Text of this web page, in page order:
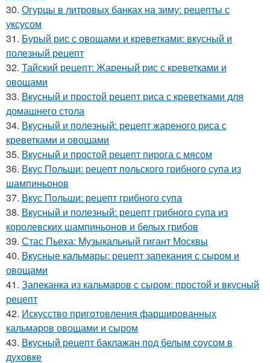
30. Огурцы в литровых банках на зиму: рецепты с
уксусом
31. Бурый рис с овощами и креветками: вкусный и
полезный рецепт
32. Тайский рецепт: Жареный рис с креветками и
овощами
33. Вкусный и простой рецепт риса с креветками для
домашнего стола
34. Вкусный и полезный: рецепт жареного риса с
креветками и овощами
35. Вкусный и простой рецепт пирога с мясом
36. Вкус Польши: рецепт польского грибного супа из
шампиньонов
37. Вкус Польши: рецепт грибного супа
38. Вкусный и полезный: рецепт грибного супа из
королевских шампиньонов и белых грибов
39. Стас Пьеха: Музыкальный гигант Москвы
40. Вкусные кальмары: рецепт запекания с сыром и
овощами
41. Запеканка из кальмаров с сыром: простой и вкусный
рецепт
42. Искусство приготовления фаршированных
кальмаров овощами и сыром
43. Вкусный рецепт баклажан под белым соусом в
духовке